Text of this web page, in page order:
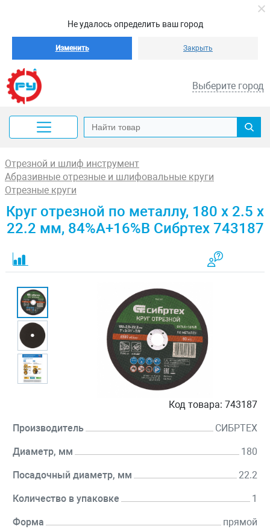
Не удалось определить ваш город
Изменить Закрыть
Выберите город
Отрезной и шлиф инструмент
Абразивные отрезные и шлифовальные круги
Отрезные круги
Круг отрезной по металлу, 180 х 2.5 х
22.2 мм, 84%A+16%B Сибртех 743187
Код товара: 743187
Производитель СИБРТЕХ
Диаметр, мм 180
Посадочный диаметр, мм 22.2
Количество в упаковке 1
Форма прямой